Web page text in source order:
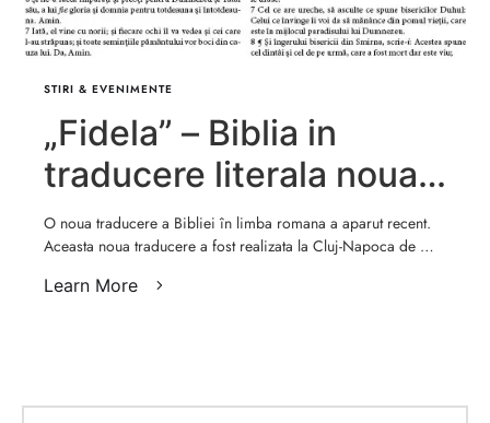
STIRI & EVENIMENTE
„Fidela” – Biblia in
traducere literala noua
completata, revizuita si
actualizata
O noua traducere a Bibliei în limba romana a aparut recent.
Aceasta noua traducere a fost realizata la Cluj-Napoca de …
Learn More